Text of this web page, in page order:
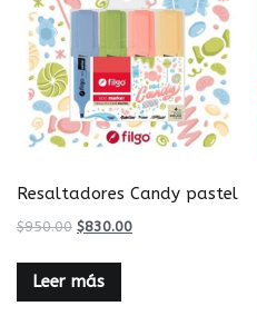
Resaltadores Candy pastel
$950.00 $830.00
Leer más